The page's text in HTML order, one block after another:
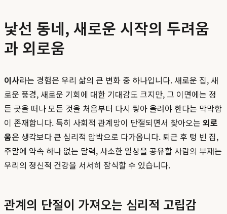
낯선 동네, 새로운 시작의 두려움
과 외로움
이사라는 경험은 우리 삶의 큰 변화 중 하나입니다. 새로운 집, 새
로운 풍경, 새로운 기회에 대한 기대감도 크지만, 그 이면에는 정
든 곳을 떠나 모든 것을 처음부터 다시 쌓아 올려야 한다는 막막함
이 존재합니다. 특히 사회적 관계망이 단절되면서 찾아오는 외로
움은 생각보다 큰 심리적 압박으로 다가옵니다. 퇴근 후 텅 빈 집,
주말에 약속 하나 없는 달력, 사소한 일상을 공유할 사람의 부재는
우리의 정신적 건강을 서서히 잠식할 수 있습니다.
관계의 단절이 가져오는 심리적 고립감